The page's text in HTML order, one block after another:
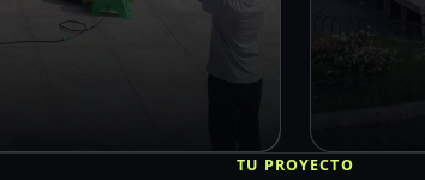
TU PROYECTO